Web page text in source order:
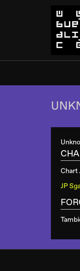
Chart
JP